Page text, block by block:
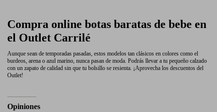
Compra online botas baratas de bebe en
el Outlet Carrilé
Aunque sean de temporadas pasadas, estos modelos tan clásicos en colores como el
burdeos, arena o azul marino, nunca pasan de moda. Podrás llevar a tu pequeño calzado
con un zapato de calidad sin que tu bolsillo se resienta. ¡Aprovecha los descuentos del
Outlet!
Opiniones